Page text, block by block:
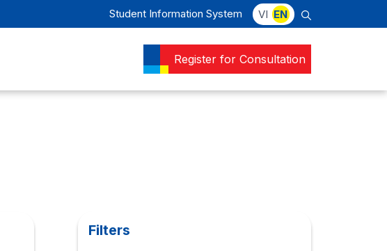
Student Information System VI EN
Register for Consultation
Filters